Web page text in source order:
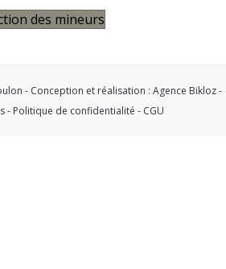
des mineurs
- Conception et réalisation : Agence Bikloz-
- Politique de confidentialité - CGU